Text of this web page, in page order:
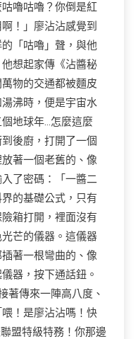
嚕咕嚕？你倒是紅
！」廖沾沾感覺到
「咕嚕」聲，與他
想起家傳《沾醬秘
物的交通都被麵皮
沸時，便是宇宙水
地球年…怎麼這麼
後廚，打開了一個
著一個老舊的、像
了密碼：「一醬二
的基礎公式，只有
箱打開，裡面沒有
芒的儀器。這儀器
著一根彎曲的、像
器，按下通話鈕。
著傳來一陣高八度、
！是廖沾沾嗎！快
盟特級特務！你那邊